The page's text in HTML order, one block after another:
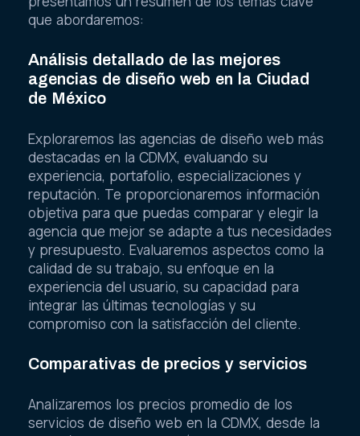
que abordaremos:
Análisis detallado de las mejores
agencias de diseño web en la Ciudad
de México
Exploraremos las agencias de diseño web más
destacadas en la CDMX, evaluando su
experiencia, portafolio, especializaciones y
reputación. Te proporcionaremos información
objetiva para que puedas comparar y elegir la
agencia que mejor se adapte a tus necesidades
y presupuesto. Evaluaremos aspectos como la
calidad de su trabajo, su enfoque en la
experiencia del usuario, su capacidad para
integrar las últimas tecnologías y su
compromiso con la satisfacción del cliente.
Comparativas de precios y servicios
Analizaremos los precios promedio de los
servicios de diseño web en la CDMX, desde la